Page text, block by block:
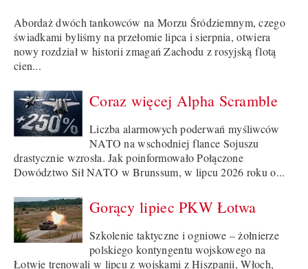
Abordaż dwóch tankowców na Morzu Śródziemnym, czego
świadkami byliśmy na przełomie lipca i sierpnia, otwiera
nowy rozdział w historii zmagań Zachodu z rosyjską flotą
cien...
Coraz więcej Alpha Scramble
Liczba alarmowych poderwań myśliwców
NATO na wschodniej flance Sojuszu
drastycznie wzrosła. Jak poinformowało Połączone
Dowództwo Sił NATO w Brunssum, w lipcu 2026 roku o...
Gorący lipiec PKW Łotwa
Szkolenie taktyczne i ogniowe – żołnierze
polskiego kontyngentu wojskowego na
Łotwie trenowali w lipcu z wojskami z Hiszpanii, Włoch,